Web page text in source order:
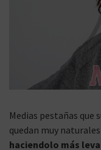
Medias pestañas que
quedan muy
haciendolo más